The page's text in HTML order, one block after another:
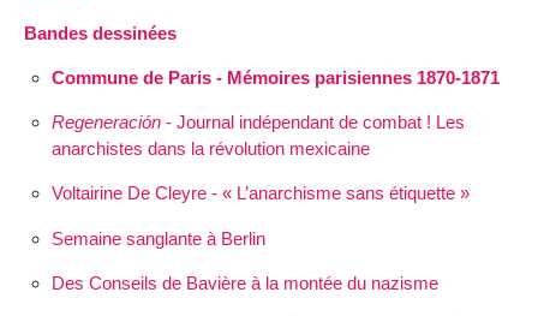
Bandes dessinées
Commune de Paris - Mémoires parisiennes 1870-1871
Regeneración- Journal indépendant de combat ! Les
anarchistes dans la révolution mexicaine
Voltairine De Cleyre - « L’anarchisme sans étiquette »
Semaine sanglante à Berlin
Des Conseils de Bavière à la montée du nazisme